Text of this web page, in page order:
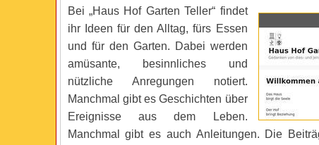
Bei „Haus Hof Garten Teller“ findet
ihr Ideen für den Alltag, fürs Essen
und für den Garten. Dabei werden
amüsante, besinnliches und
nützliche Anregungen notiert.
Manchmal gibt es Geschichten über
Ereignisse aus dem Leben.
Manchmal gibt es auch Anleitungen. Die